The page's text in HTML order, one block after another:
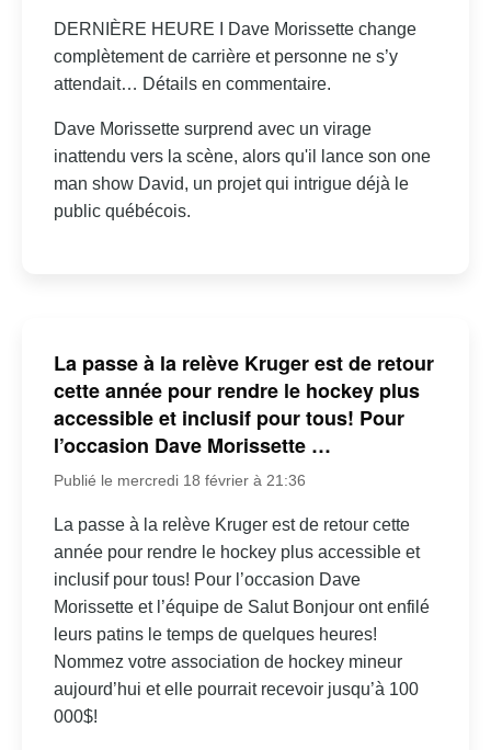
DERNIÈRE HEURE I Dave Morissette change
complètement de carrière et personne ne s’y
attendait… Détails en commentaire.
Dave Morissette surprend avec un virage
inattendu vers la scène, alors qu'il lance son one
man show David, un projet qui intrigue déjà le
public québécois.
La passe à la relève Kruger est de retour
cette année pour rendre le hockey plus
accessible et inclusif pour tous! Pour
l’occasion Dave Morissette …
Publié le mercredi 18 février à 21:36
La passe à la relève Kruger est de retour cette
année pour rendre le hockey plus accessible et
inclusif pour tous! Pour l’occasion Dave
Morissette et l’équipe de Salut Bonjour ont enfilé
leurs patins le temps de quelques heures!
Nommez votre association de hockey mineur
aujourd’hui et elle pourrait recevoir jusqu’à 100
000$!